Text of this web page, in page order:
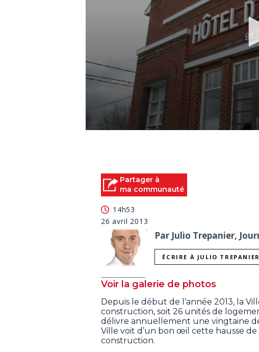
90%
Partager à
ma communauté
14h53
26 avril 2013
Par Julio Trepanier,
ÉCRIRE À JULIO TREPANIER
Voir la galerie de photos
Depuis le début de l’année 2013, la
construction, soit 26 unités de
délivre annuellement une vingtaine
Ville voit d’un bon œil cette hausse
construction.